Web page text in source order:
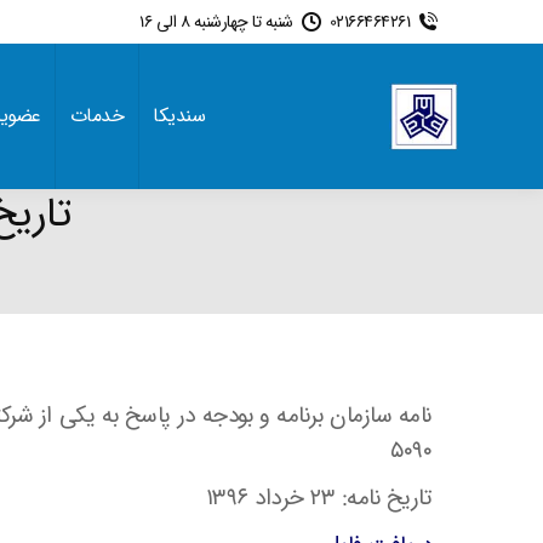
02166464261 شنبه تا چهارشنبه 8 الی 16
سندیکا خدمات
نامه سازمان برنامه و بودجه در پاسخ به یکی از
۵۰۹۰
تاریخ نامه: ۲۳ خرداد ۱۳۹۶